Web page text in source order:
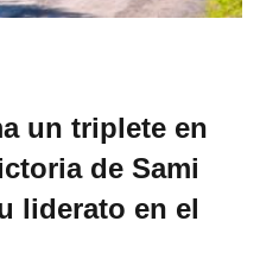
un triplete en
de Sami
liderato en el